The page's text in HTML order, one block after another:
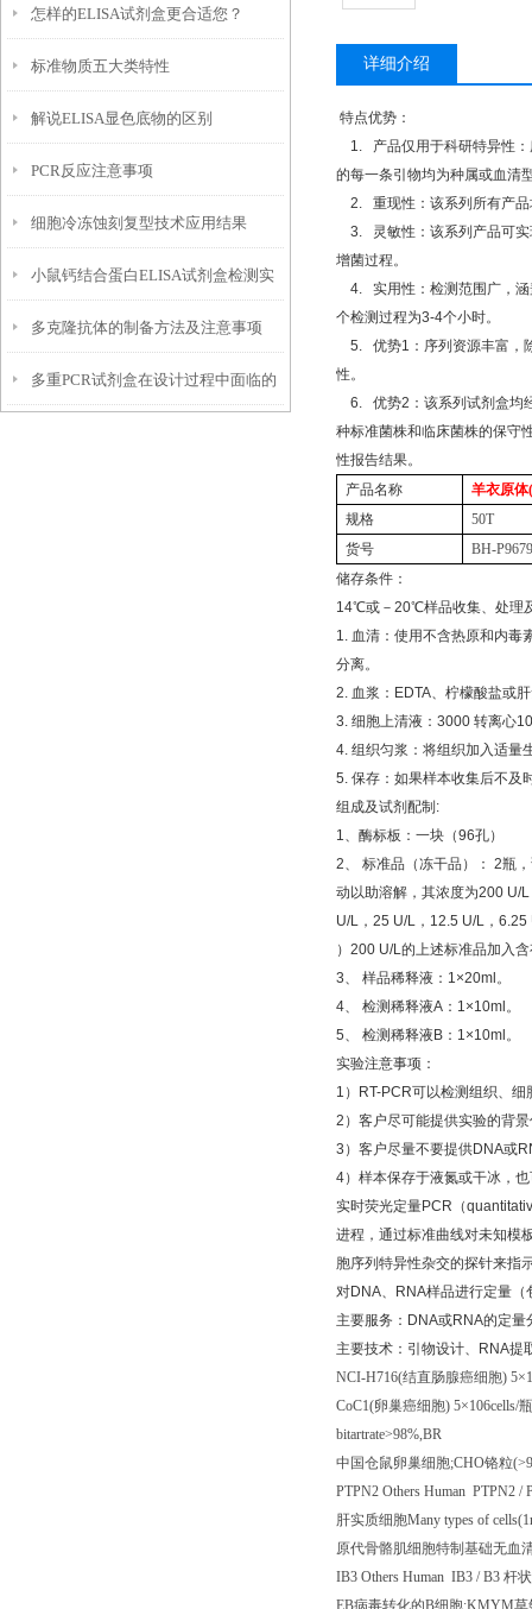
题的探讨
怎样的ELISA试剂盒更合适您？
标准物质五大类特性
解说ELISA显色底物的区别
PCR反应注意事项
细胞冷冻蚀刻复型技术应用结果
小鼠钙结合蛋白ELISA试剂盒检测实
验条件选择
多克隆抗体的制备方法及注意事项
多重PCR试剂盒在设计过程中面临的
详细介绍
特点优势：
1. 产品仅用于科研特异性
的每一条引物均为种属或血清
2. 重现性：该系列所有产
3. 灵敏性：该系列产品可
增菌过程。
4. 实用性：检测范围广，
个检测过程为3-4个小时。
5. 优势1 ：序列资源丰富
性。
6. 优势2 ：该系列试剂盒
种标准菌株和临床菌株的保守
性报告结果。
产品名称
羊衣原体
规格
50T
货号
BH-
储存条件：
14℃或－ 20℃样品收集、处理
1. 血清：使用不含热原和内毒
分离。
2. 血浆： EDTA、柠檬酸盐或
3. 细胞上清液： 3000 转离心
4. 组织匀浆：将组织加入适量
5. 保存：如果样本收集后不及
组成及试剂配制 :
1、酶标板：一块（96孔）
2、 标准品（冻干品）： 2瓶
动以助溶解，其浓度为200 U/L
U/L ， 25 U/L ， 12.5 U/L ， 6.25
） 200 U/L的上述标准品加入
3、 样品稀释液： 1×20ml 。
4、 检测稀释液A ： 1×10ml 。
5、 检测稀释液 B ： 1×10ml 。
实验注意事项：
1 ） RT-PCR可以检测组织、细
2 ）客户尽可能提供实验的背
3 ）客户尽量不要提供DNA或
4）样本保存于液氮或干冰，
实时荧光定量PCR （
进程，通过标准曲线对未知模
胞序列特异性杂交的探针来指
对DNA、 RNA样品进行定量（
主要服务： DNA或RNA的定量
主要技术：引物设计、
RNA提
NCI-H716(结直肠腺癌细胞) 5×
CoC1(卵巢癌细胞) 5×106cells/
bitartrate>98%,BR
中国仓鼠卵巢细胞;CHO铬粒
PTPN2 Others Human PTPN2 /
肝实质细胞Many types of
原代骨骼肌细胞特制基础无血
IB3 Others Human IB3 / B3 杆
EB病毒转化的B细胞;KMYM草